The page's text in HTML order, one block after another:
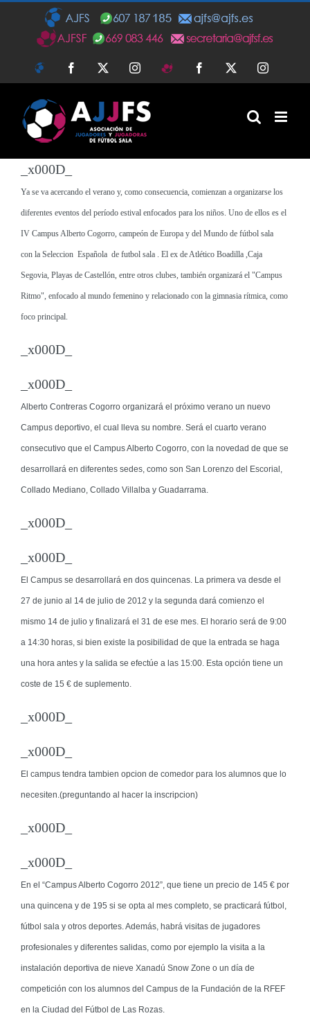
contenido
AJFS FacebookTwitterInstagram
AJFSF FacebookTwitterInstagram
_x000D_
Ya se va acercando el verano y, como consecuencia, comienzan a organizarse los
diferentes eventos del período estival enfocados para los niños. Uno de ellos es el
IV Campus Alberto Cogorro , campeón de Europa y del Mundo de fútbol sala
con la Seleccion Española de futbol sala . El ex de Atlético Boadilla ,Caja
Segovia, Playas de Castellón, entre otros clubes, también organizará el "Campus
Ritmo" , enfocado al mundo femenino y relacionado con la gimnasia rítmica, como
foco principal.
_x000D_
_x000D_
Alberto Contreras Cogorro organizará el próximo verano un nuevo
Campus deportivo, el cual lleva su nombre. Será el cuarto verano
consecutivo que el Campus Alberto Cogorro, con la novedad de que se
desarrollará en diferentes sedes, como son San Lorenzo del Escorial,
Collado Mediano, Collado Villalba y Guadarrama.
_x000D_
_x000D_
El Campus se desarrollará en dos quincenas. La primera va desde el
27 de junio al 14 de julio de 2012 y la segunda dará comienzo el
mismo 14 de julio y finalizará el 31 de ese mes . El horario será de 9:00
a 14:30 horas, si bien existe la posibilidad de que la entrada se haga
una hora antes y la salida se efectúe a las 15:00. Esta opción tiene un
coste de 15 € de suplemento.
_x000D_
_x000D_
El campus tendra tambien opcion de comedor para los alumnos que lo
necesiten.(preguntando al hacer la inscripcion)
_x000D_
_x000D_
En el “Campus Alberto Cogorro 2012”, que tiene un precio de 145 € por
una quincena y de 195 si se opta al mes completo , se practicará fútbol,
fútbol sala y otros deportes. Además, habrá visitas de jugadores
profesionales y diferentes salidas, como por ejemplo la visita a la
instalación deportiva de nieve Xanadú Snow Zone o un día de
competición con los alumnos del Campus de la Fundación de la RFEF
en la Ciudad del Fútbol de Las Rozas.